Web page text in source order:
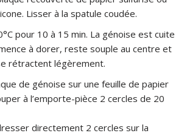
Lisser à la spatule coudée.
pour 10 à 15 min. La génoise est cuite
à dorer, reste souple au centre et
rétractent légèrement.
de génoise sur une feuille de papier
à l’emporte-pièce 2 cercles de 20
directement 2 cercles sur la